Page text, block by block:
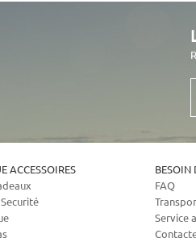
ACCESSOIRES
BESOIN
FAQ
Service